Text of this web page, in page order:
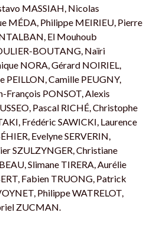
MASSIAH, Nicolas
MÉDA, Philippe MEIRIEU, Pierre
El Mouhoub
BOUTANG, Naïri
NORA, Gérard NOIRIEL,
PEILLON, Camille PEUGNY,
François PONSOT, Alexis
Pascal RICHÉ, Christophe
Frédéric SAWICKI, Laurence
Evelyne SERVERIN,
SZULZYNGER, Christiane
Slimane TIRERA, Aurélie
Fabien TRUONG, Patrick
Philippe WATRELOT,
ZUCMAN.